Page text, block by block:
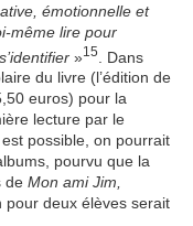
émotionnelle et
même lire pour
»15
. Dans
du livre (l’édition de
euros) pour la
lecture par le
possible, on pourrait
pourvu que la
de Mon ami Jim,
pour deux élèves serait